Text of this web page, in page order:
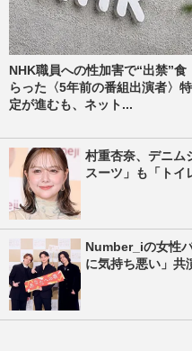
NHK職員への性加害で“出禁”食
らった〈5年前の番組出演者〉特
定が進むも、ネット...
村重杏奈、デニム
スーツ」も「トイ
Number_iの女性
に気持ち悪い」共